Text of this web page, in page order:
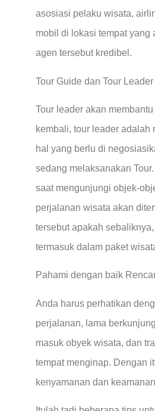
asosiasi pelaku wisata,
mobil di lokasi tempat
agen tersebut kredibel.
Tour Guide dan Tour Leader
Tour leader akan
kembali, tour leader adalah
hal yang berlu di
sedang melaksanakan
saat mengunjungi objek-
perjalanan wisata akan
tersebut apakah
termasuk dalam paket
Pahami dengan baik
Anda harus perhatikan
perjalanan, lama
masuk obyek wisata, dan
tempat menginap. Dengan
kenyamanan dan